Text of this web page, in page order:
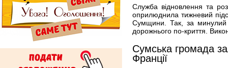
Служба відновлення та
оприлюднила тижневий
Сумщини. Так, за минулий
дорожнього по-криття.
Сумська громада
Франції